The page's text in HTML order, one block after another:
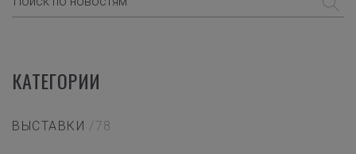
КАТЕГОРИИ
ВЫСТАВКИ /78